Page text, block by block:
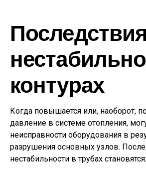
Последствия
контурах
Когда повышается или, наоборот,
давление в системе отопления,
неисправности оборудования в
разрушения основных узлов.
нестабильности в трубах становятся: